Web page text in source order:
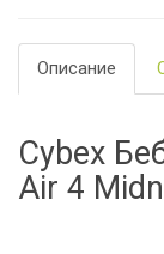
Описание
Cybex
Air 4